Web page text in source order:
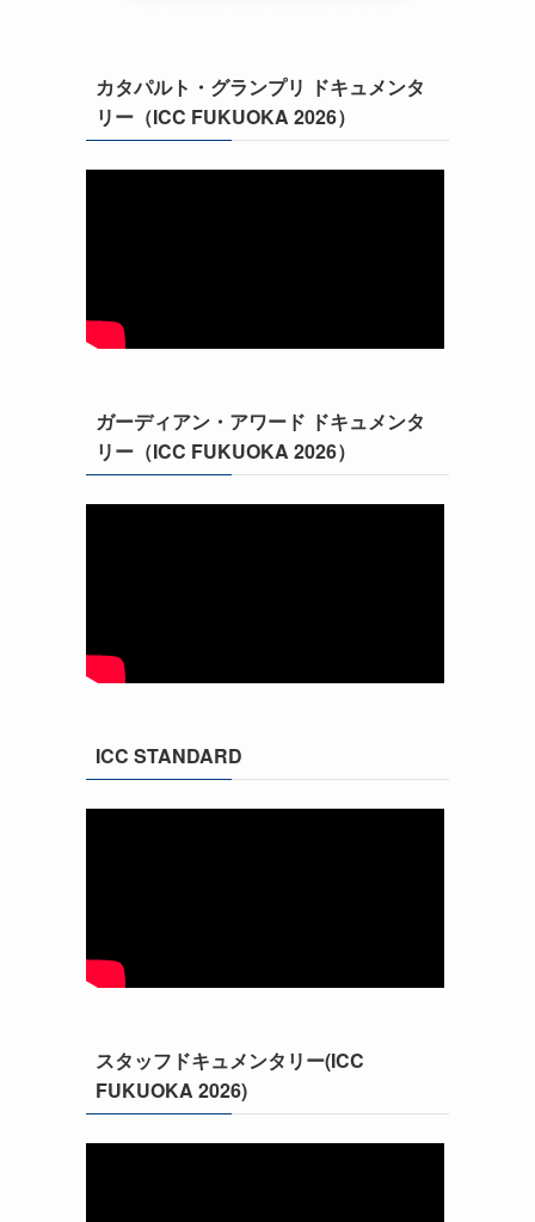
カタパルト・グランプリ ドキュメンタ
リー（ICC FUKUOKA 2026）
ガーディアン・アワード ドキュメンタ
リー（ICC FUKUOKA 2026）
ICC STANDARD
スタッフドキュメンタリー(ICC
FUKUOKA 2026)